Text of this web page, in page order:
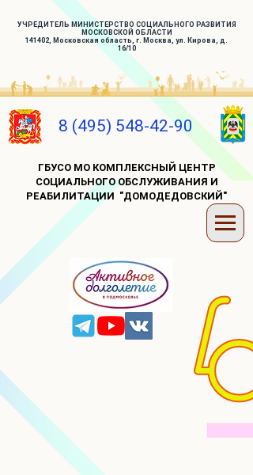
УЧРЕДИТЕЛЬ МИНИСТЕРСТВО СОЦИАЛЬНОГО РАЗВИТИЯ
МОСКОВСКОЙ ОБЛАСТИ
141402, Московская область, г. Москва, ул. Кирова, д.
16/10
8 (495) 548-42-90
ГБУСО МО КОМПЛЕКСНЫЙ ЦЕНТР
СОЦИАЛЬНОГО ОБСЛУЖИВАНИЯ И
РЕАБИЛИТАЦИИ "ДОМОДЕДОВСКИЙ"